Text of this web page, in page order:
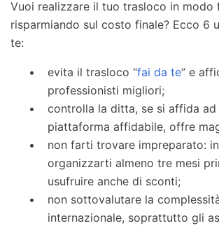
Vuoi realizzare il tuo trasloco in modo
risparmiando sul costo finale? Ecco 6
te:
evita il trasloco “fai da te” e
professionisti migliori;
controlla la ditta, se si affida ad
piattaforma affidabile, offre
non farti trovare impreparato:
organizzarti almeno tre mesi
usufruire anche di sconti;
non sottovalutare la
internazionale, soprattutto gli